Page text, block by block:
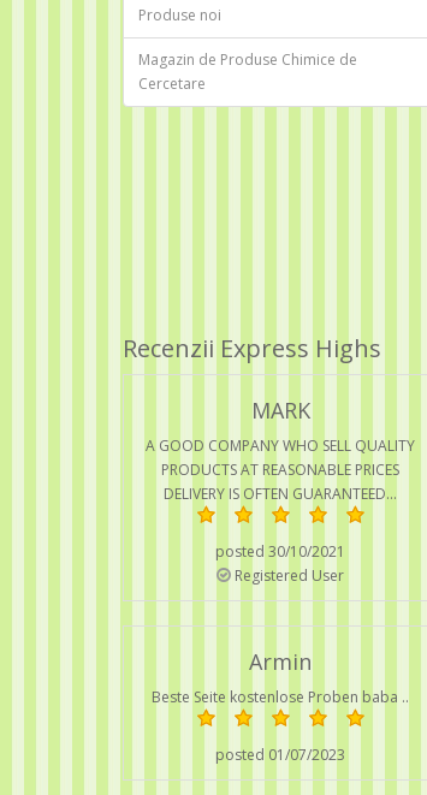
Produse noi
Magazin de Produse Chimice de
Cercetare
Recenzii Express Highs
MARK
A GOOD COMPANY WHO SELL QUALITY
PRODUCTS AT REASONABLE PRICES
DELIVERY IS OFTEN GUARANTEED...
posted 30/10/2021
Registered User
Armin
Beste Seite kostenlose Proben baba ..
posted 01/07/2023